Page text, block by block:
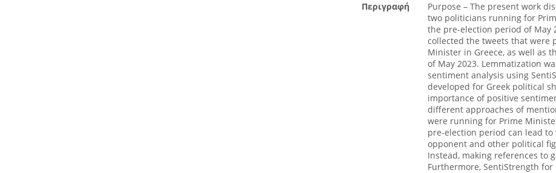
Περιγραφή
Purpose – The present work
two politicians running for
the pre-election period of May
collected the tweets that were
Minister in Greece, as well as
of May 2023. Lemmatization
sentiment analysis using
developed for Greek political
importance of positive
different approaches of
were running for Prime
pre-election period can lead to
opponent and other political
Instead, making references to
Furthermore, SentiStrength